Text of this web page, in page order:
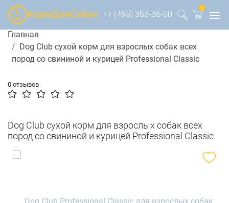
+7 (495) 363-36-00
0
Главная
Dog Club сухой корм для взрослых собак всех
пород со свининой и курицей Professional Classic
0 отзывов
Dog Club сухой корм для взрослых собак всех
пород со свининой и курицей Professional Classic